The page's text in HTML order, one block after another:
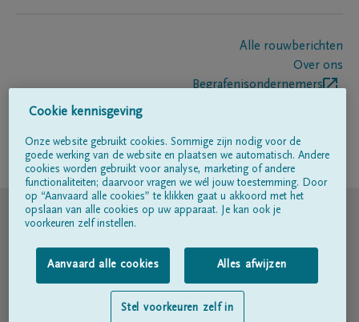
Alle rouwberichten
Over ons
Begrafenisondernemers
Volg ons op
© DELA
Gebruiksvoorwaarden
Privacyverklaring
Toegankelijkheidsverklaring
Cookie kennisgeving
Onze website gebruikt cookies. Sommige zijn nodig voor de
goede werking van de website en plaatsen we automatisch. Andere
cookies worden gebruikt voor analyse, marketing of andere
functionaliteiten; daarvoor vragen we wél jouw toestemming. Door
op “Aanvaard alle cookies” te klikken gaat u akkoord met het
opslaan van alle cookies op uw apparaat. Je kan ook je
voorkeuren zelf instellen.
Aanvaard alle cookies Alles afwijzen
Stel voorkeuren zelf in